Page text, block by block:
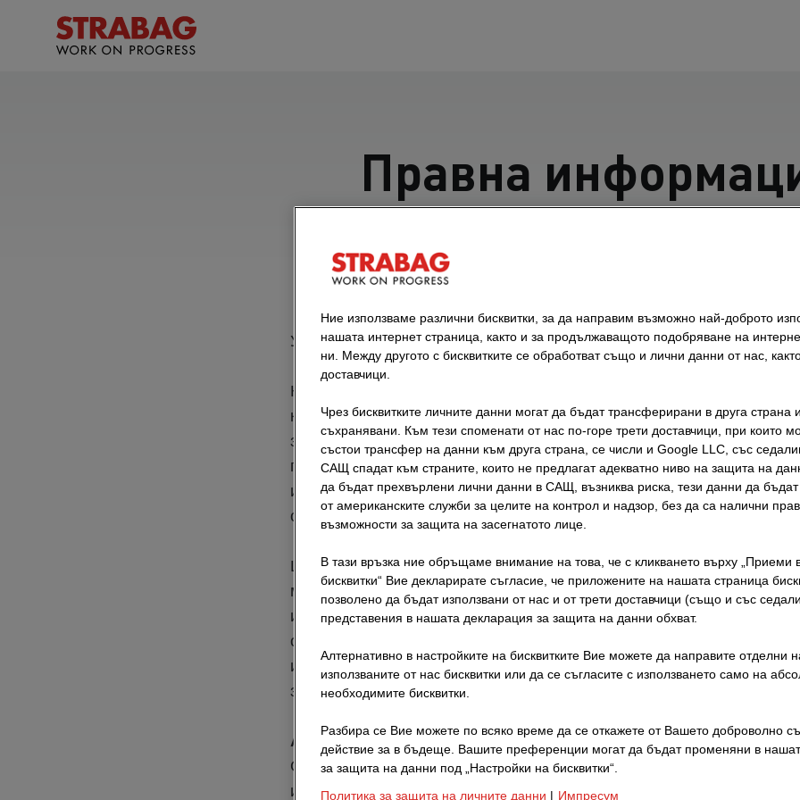
Правна
Уважаеми дами и господа,
Ние, STRABAG SE, използваме този уебсайт, за да Ви
компания. Разбира се, внимателно проверяваме предоставената
за нейната пълнота, коректност и актуалност. Въпреки това е
появят грешки. Затова не можем да дадем гаранция за пълнотата,
и актуалността на информацията – молим за Вашето разбиране в
отношение.
Цялата информация на този уебсайт може да бъде променяна,
модифицирана без предварително уведомяване. Позовавайки се
информативния характер на този уебсайт, ние принципно
отговорност за щети, възникнали (по каквато и да е причина) във
използването на предоставената информация, до степента,
закона.
Авторско право
Освен ако не е посочено друго, авторското право върху
използваните материали принадлежи изключително на нашата
Ние използваме различни бисквитки, за да направим възможно най-доброто
нашата интернет страница, както и за продължаващото подобряване на
ни. Между другото с бисквитките се обработват също и лични данни от нас,
доставчици.
Чрез бисквитките личните данни могат да бъдат трансферирани в друга страна
съхранявани. Към тези споменати от нас по-горе трети доставчици, при които
състои трансфер на данни към друга страна, се числи и Google LLC, със
САЩ спадат към страните, които не предлагат адекватно ниво на защита на
да бъдат прехвърлени лични данни в САЩ, възниква риска, тези данни да
от американските служби за целите на контрол и надзор, без да са налични
възможности за защита на засегнатото лице.
В тази връзка ние обръщаме внимание на това, че с кликването върху „Приеми
бисквитки“ Вие декларирате съгласие, че приложените на нашата страница
позволено да бъдат използвани от нас и от трети доставчици (също и със
представения в нашата декларация за защита на данни обхват.
Алтернативно в настройките на бисквитките Вие можете да направите отделни
използваните от нас бисквитки или да се съгласите с използването само на
необходимите бисквитки.
Разбира се Вие можете по всяко време да се откажете от Вашето доброволно
действие за в бъдеще. Вашите преференции могат да бъдат променяни в
за защита на данни под „Настройки на бисквитки“.
Политика за защита на личните данни | Импресум